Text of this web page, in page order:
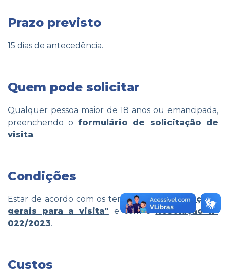
Prazo previsto
15 dias de antecedência.
Quem pode solicitar
Qualquer pessoa maior de 18 anos ou emancipada,
preenchendo o formulário de solicitação de
visita.
Condições
Estar de acordo com os termos das"Orientações
gerais para a visita" e com aResolução nº
022/2023.
Custos